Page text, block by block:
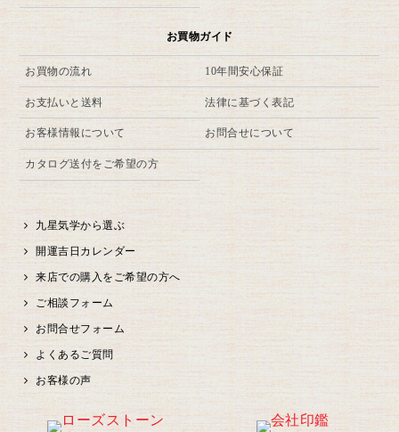
お買物ガイド
お買物の流れ 10年間安心保証
お支払いと送料 法律に基づく表記
お客様情報について お問合せについて
カタログ送付をご希望の方
九星気学から選ぶ
開運吉日カレンダー
来店での購入をご希望の方へ
ご相談フォーム
お問合せフォーム
よくあるご質問
お客様の声